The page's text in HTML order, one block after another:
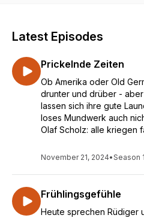
Latest Episodes
Prickelnde Zeiten
Ob Amerika oder Old
drunter und drüber -
lassen sich ihre gute
loses Mundwerk auch
Olaf Scholz: alle kriegen
November 21, 2024•Season 1
Frühlingsgefühle
Heute sprechen Rüdiger